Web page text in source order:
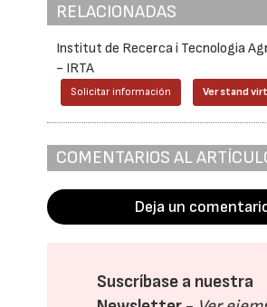
RELACIONADAS
Institut de Recerca i Tecnologia
- IRTA
Solicitar información Ver stand
COMENTARIOS AL
Deja un
Suscríbase a nuestra